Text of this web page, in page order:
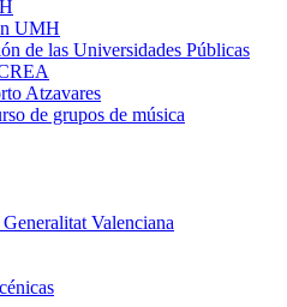
UMH
de las Universidades Públicas
Atzavares
de grupos de música
Valenciana